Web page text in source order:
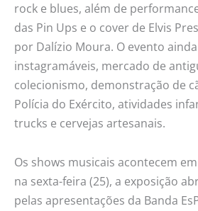
rock e blues, além de
das Pin Ups e o cover de Elvis
por Dalízio Moura. O evento
instagramáveis, mercado de
colecionismo, demonstração de
Polícia do Exército, atividades
trucks e cervejas artesanais.
Os shows musicais acontecem
na sexta-feira (25), a exposição
pelas apresentações da Banda